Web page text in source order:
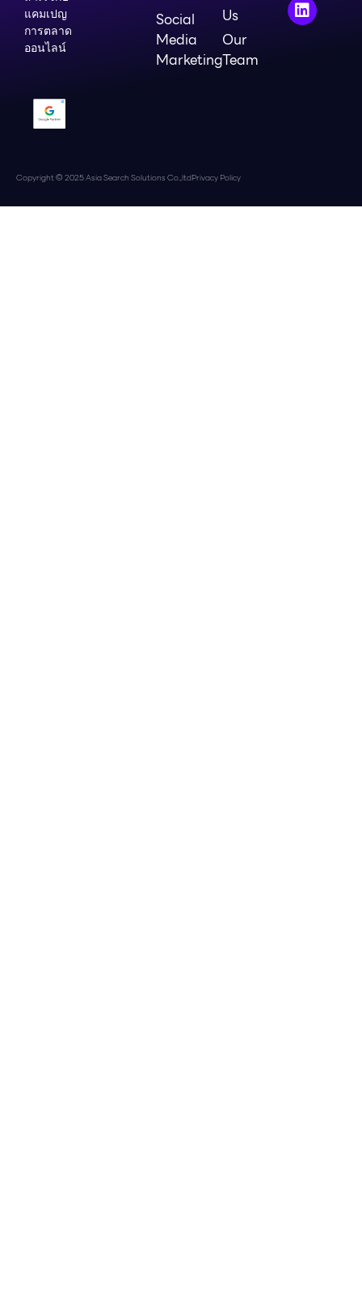
แคมเปญ
การตลาด
ออนไลน์
Social
Media
Marketing
Us
Our
Team
Copyright © 2025 Asia Search Solutions Co.,ltdPrivacy Policy